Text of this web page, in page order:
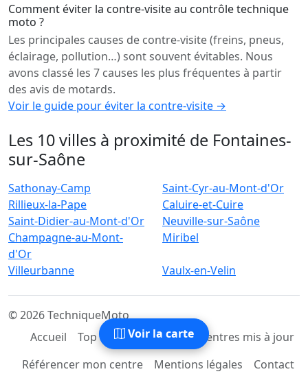
Voir la carte
Comment éviter la contre-visite au contrôle technique
moto ?
Les principales causes de contre-visite (freins, pneus,
éclairage, pollution…) sont souvent évitables. Nous
avons classé les 7 causes les plus fréquentes à partir
des avis de motards.
Voir le guide pour éviter la contre-visite →
Les 10 villes à proximité de Fontaines-
sur-Saône
Sathonay-Camp
Saint-Cyr-au-Mont-d'Or
Rillieux-la-Pape
Caluire-et-Cuire
Saint-Didier-au-Mont-d'Or
Neuville-sur-Saône
Champagne-au-Mont-
d'Or
Miribel
Villeurbanne Vaulx-en-Velin
© 2026 TechniqueMoto
Accueil
Top Centres
Derniers Centres mis à jour
Référencer mon centre
Mentions légales Contact